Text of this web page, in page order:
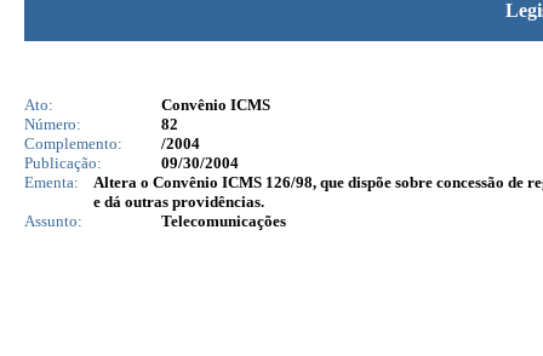
Ato:
Convênio ICMS
Número:
82
Complemento:
/2004
Publicação:
09/30/2004
Ementa:
Altera o Convênio ICMS 126/98, que dispõe sobre concessão de
e dá outras providências.
Assunto:
Telecomunicações